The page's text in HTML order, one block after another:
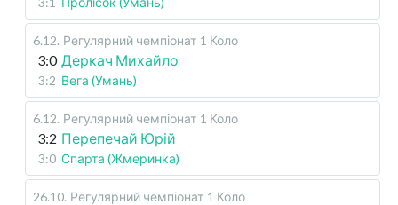
6.12. Регулярний чемпіонат 1 Коло
3:0 Деркач Михайло
3:2 Вега (Умань)
6.12. Регулярний чемпіонат 1 Коло
3:2 Перепечай Юрій
3:0 Спарта (Жмеринка)
26.10. Регулярний чемпіонат 1 Коло